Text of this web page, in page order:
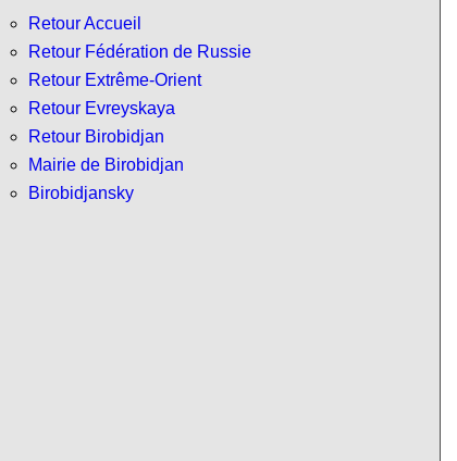
Retour Accueil
Retour Fédération de Russie
Retour Extrême-Orient
Retour Evreyskaya
Retour Birobidjan
Mairie de Birobidjan
Birobidjansky